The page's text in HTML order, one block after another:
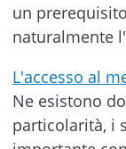
un
naturalmente
L'accesso al
Ne esistono
particolarità, i